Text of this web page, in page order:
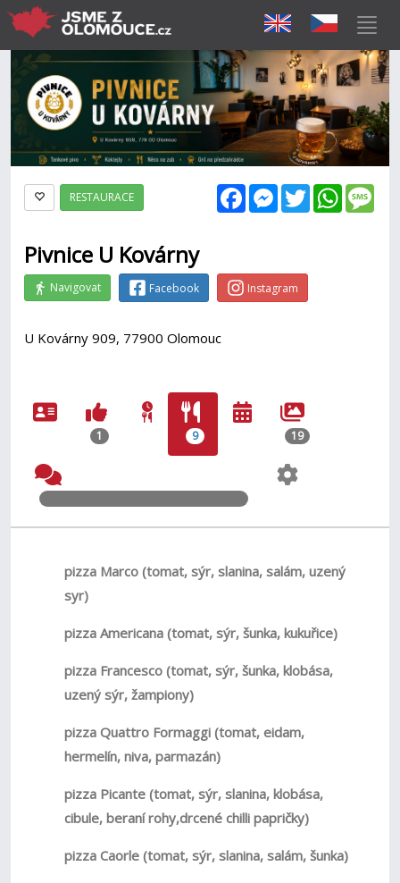
FacebookMessenger
Twitter
RESTAURACE
Pivnice U Kovárny
Navigovat Facebook Instagram
U Kovárny 909, 77900 Olomouc
1 9 19
pizza Marco (tomat, sýr, slanina, salám, uzený
syr)
pizza Americana (tomat, sýr, šunka, kukuřice)
pizza Francesco (tomat, sýr, šunka, klobása,
uzený sýr, žampiony)
pizza Quattro Formaggi (tomat, eidam,
hermelín, niva, parmazán)
pizza Picante (tomat, sýr, slanina, klobása,
cibule, beraní rohy,drcené chilli papričky)
pizza Caorle (tomat, sýr, slanina, salám, šunka)